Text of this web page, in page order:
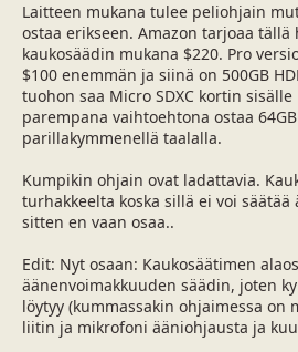
Laitteen mukana tulee peliohjain
ostaa erikseen. Amazon tarjoaa tällä
kaukosäädin mukana $220. Pro
$100 enemmän ja siinä on 500GB
tuohon saa Micro SDXC kortin
parempana vaihtoehtona ostaa
parillakymmenellä taalalla.
Kumpikin ohjain ovat ladattavia.
turhakkeelta koska sillä ei voi
sitten en vaan osaa..
Edit: Nyt osaan: Kaukosäätimen
äänenvoimakkuuden säädin, joten
löytyy (kummassakin ohjaimessa on
liitin ja mikrofoni ääniohjausta ja